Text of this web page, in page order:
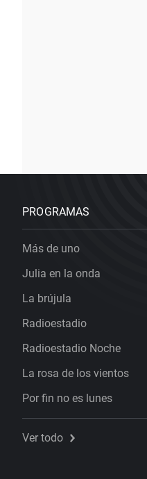
PROGRAMAS
Más de uno
Julia en la onda
La brújula
Radioestadio
Radioestadio Noche
La rosa de los vientos
Por fin no es lunes
Ver todo